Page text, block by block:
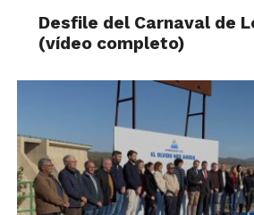
Desfile del Carnaval de
(vídeo completo)